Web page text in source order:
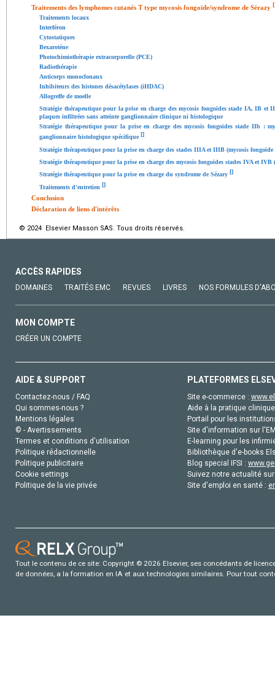
Traitements des lymphomes cutanés T type mycosis fongoïde/syndrome de Sérazy [
Traitements locaux
Interféron
Cytostatiques
Bexarotène
Photochimiothérapie extracorporelle (PCE)
Radiothérapie
Anticorps monoclonaux
Inhibiteurs des histones désacétylases (iHDAC)
Allogreffe de moelle
Stratégie thérapeutique pour la prise en charge des mycosis fongoïdes stade IA, IB et
plaques infiltrées sans atteinte ganglionnaire clinique ni histologique
Stratégie thérapeutique pour la prise en charge des mycosis fongoïdes stade IIb :
ganglionnaire histologique spécifique[]
Stratégie thérapeutique pour la prise en charge des stades IIIA et IIIB (mycosis
Stratégie thérapeutique pour la prise en charge des mycosis fongoïdes stades IVA et
Stratégie thérapeutique pour la prise en charge du syndrome de Sézary []
Traitements d'entretien []
Conclusion
Déclaration de liens d'intérêts
© 2024 Elsevier Masson SAS. Tous droits réservés.
ACCÈS RAPIDES
DOMAINES TRAITÉS EMC REVUES LIVRES NOS FORMULES
MON COMPTE
CRÉER UN COMPTE
AIDE & SUPPORT
Contactez-nous / FAQ
Qui sommes-nous ?
Mentions légales
© - Avertissements
Termes et conditions d'utilisation
Politique rédactionnelle
Politique publicitaire
Cookie settings
Politique de la vie privée
PLATEFORMES
Site e-commerce :
Aide à la pratique
Portail pour les
Site d'information sur
E-learning pour les
Bibliothèque d'e-books
Blog special IFSI :
Suivez notre actualité
Site d'emploi en santé :
Tout le contenu de ce site: Copyright © 2026 Elsevier, ses concédants de
de données, a la formation en IA et aux technologies similaires. Pour tout